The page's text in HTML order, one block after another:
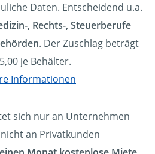
Daten. Entscheidend u.a.
, Rechts-, Steuerberufe
. Der Zuschlag beträgt
je Behälter.
Informationen
sich nur an Unternehmen
an Privatkunden